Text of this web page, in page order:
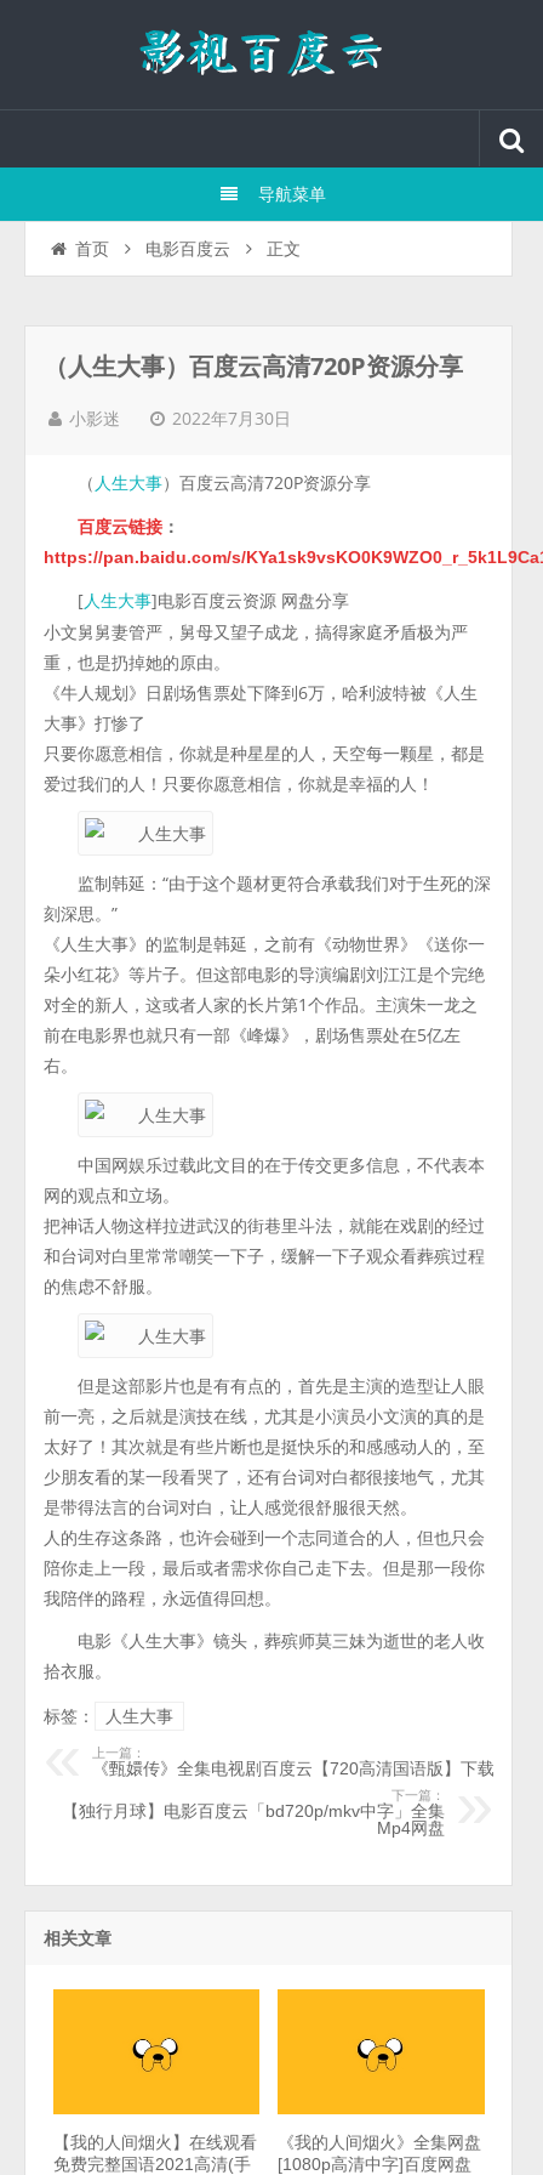
导航菜单
首页 电影百度云 正文
（人生大事）百度云高清720P资源分享
小影迷 2022年7月30日
（ 人生大事）百度云高清720P资源分享
百度云链接 ：
https://pan.baidu.com/s/
[人生大事]电影百度云资源 网盘分享
小文舅舅妻管严，舅母又望子成龙，搞得家庭矛盾极为严
重，也是扔掉她的原由。
《牛人规划》日剧场售票处下降到6万，哈利波特被《人生
大事》打惨了
只要你愿意相信，你就是种星星的人，天空每一颗星，都是
爱过我们的人！只要你愿意相信，你就是幸福的人！
监制韩延：“由于这个题材更符合承载我们对于生死的深
刻深思。”
《人生大事》的监制是韩延，之前有《动物世界》《送你一
朵小红花》等片子。但这部电影的导演编剧刘江江是个完绝
对全的新人，这或者人家的长片第1个作品。主演朱一龙之
前在电影界也就只有一部《峰爆》，剧场售票处在5亿左
右。
中国网娱乐过载此文目的在于传交更多信息，不代表本
网的观点和立场。
把神话人物这样拉进武汉的街巷里斗法，就能在戏剧的经过
和台词对白里常常嘲笑一下子，缓解一下子观众看葬殡过程
的焦虑不舒服。
但是这部影片也是有有点的，首先是主演的造型让人眼
前一亮，之后就是演技在线，尤其是小演员小文演的真的是
太好了！其次就是有些片断也是挺快乐的和感感动人的，至
少朋友看的某一段看哭了，还有台词对白都很接地气，尤其
是带得法言的台词对白，让人感觉很舒服很天然。
人的生存这条路，也许会碰到一个志同道合的人，但也只会
陪你走上一段，最后或者需求你自己走下去。但是那一段你
我陪伴的路程，永远值得回想。
电影《人生大事》镜头，葬殡师莫三妹为逝世的老人收
拾衣服。
标签：
人生大事
上一篇：
《甄嬛传》全集电视剧百度云【720高清国语版】下载
下一篇：
【独行月球】电影百度云「bd720p/mkv中字」全集
Mp4网盘
相关文章
【我的人间烟火】在线观看
免费完整国语2021高清(手
《我的人间烟火》全集网盘
[1080p高清中字]百度网盘